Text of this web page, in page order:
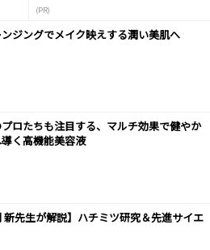
(PR)
ジングでメイク映えする潤い美肌へ
ロたちも注目する、マルチ効果で健やか
く高機能美容液
新先生が解説】ハチミツ研究＆先進サイエ